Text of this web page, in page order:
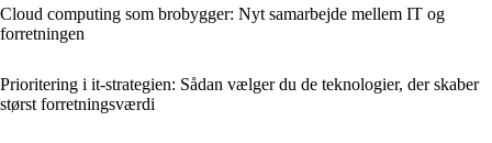
Cloud computing som brobygger: Nyt samarbejde mellem IT og
forretningen
Prioritering i it-strategien: Sådan vælger du de teknologier, der skaber
størst forretningsværdi